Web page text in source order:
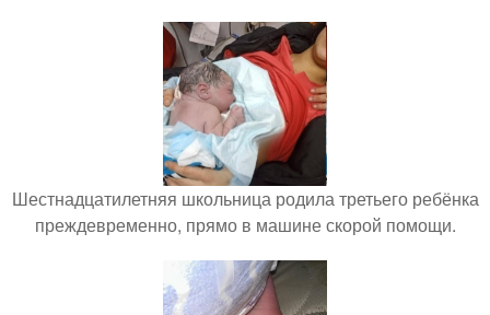
Шестнадцатилетняя школьница родила третьего ребёнка
преждевременно, прямо в машине скорой помощи.